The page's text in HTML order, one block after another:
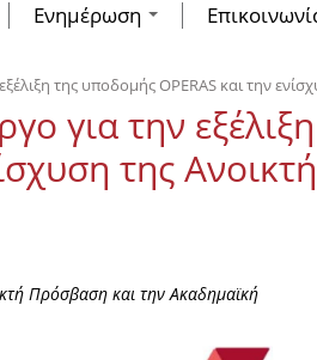
Ενημέρωση
της υποδομής OPERAS και την
για την εξέλιξη
της
Πρόσβαση και την Ακαδημαϊκή